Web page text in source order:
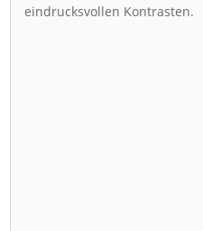
eindrucksvollen Kontrasten.